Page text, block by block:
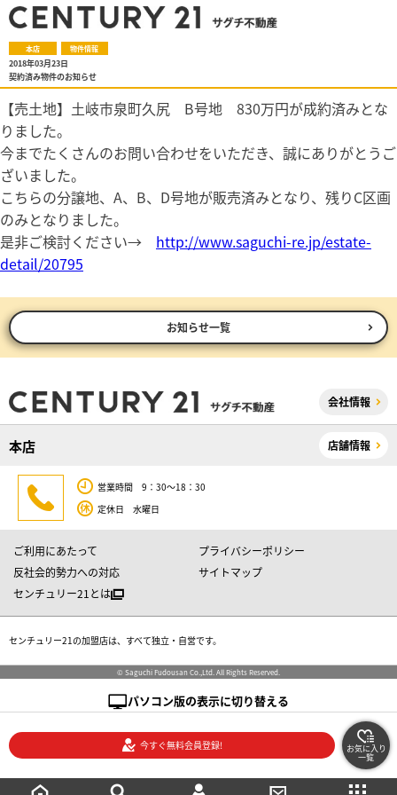
本店 物件情報
2018年03月23日
契約済み物件のお知らせ
【売土地】土岐市泉町久尻 B号地 830万円が成約済みとな
りました。
今までたくさんのお問い合わせをいただき、誠にありがとうご
ざいました。
こちらの分譲地、A、B、D号地が販売済みとなり、残りC区画
のみとなりました。
是非ご検討ください→ http://www.saguchi-re.jp/estate-
detail/20795
お知らせ一覧
会社情報
本店 店舗情報
営業時間 9：30～18：30
定休日 水曜日
ご利用にあたって
プライバシーポリシー
反社会的勢力への対応
サイトマップ
センチュリー21とは
センチュリー21の加盟店は、すべて独立・自営です。
© Saguchi Fudousan Co.,Ltd. All Rights Reserved.
パソコン版の表示に切り替える
今すぐ無料会員登録! お気に入り
一覧